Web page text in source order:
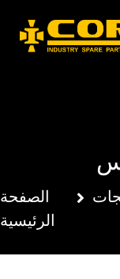
الصفحة
الرئيسية